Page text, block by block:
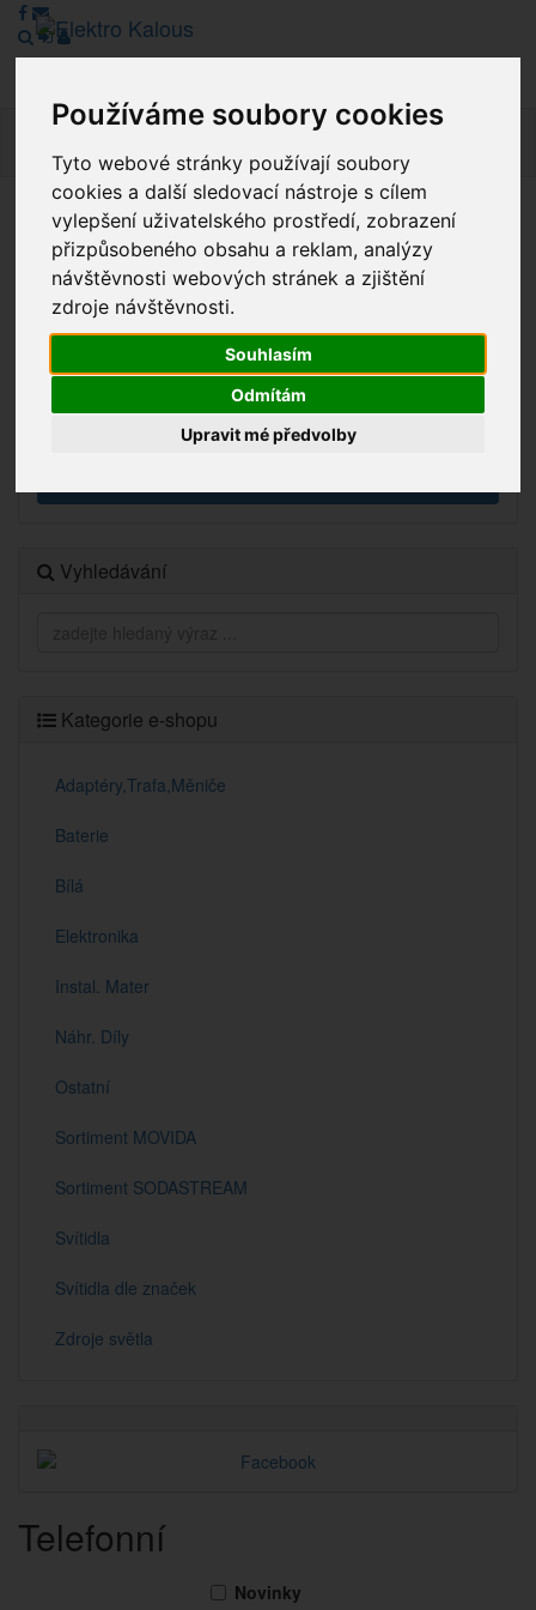
Používáme soubory cookies
Tyto webové stránky používají soubory
cookies a další sledovací nástroje s cílem
vylepšení uživatelského prostředí, zobrazení
přizpůsobeného obsahu a reklam, analýzy
návštěvnosti webových stránek a zjištění
zdroje návštěvnosti.
Souhlasím
Odmítám
Upravit mé předvolby
Vážení zákazníci, v tuto chvíli je Náš internetový obchod v
režimu Katalogu. Objednávky on-line nyní nelze vyřídit.
Děkujeme za pochopení.
Výprodej
Vyhledávání
Kategorie e-shopu
Adaptéry,Trafa,Měniče
Baterie
Bílá
Elektronika
Instal. Mater
Náhr. Díly
Ostatní
Sortiment MOVIDA
Sortiment SODASTREAM
Svítidla
Svítidla dle značek
Zdroje světla
Telefonní
Novinky